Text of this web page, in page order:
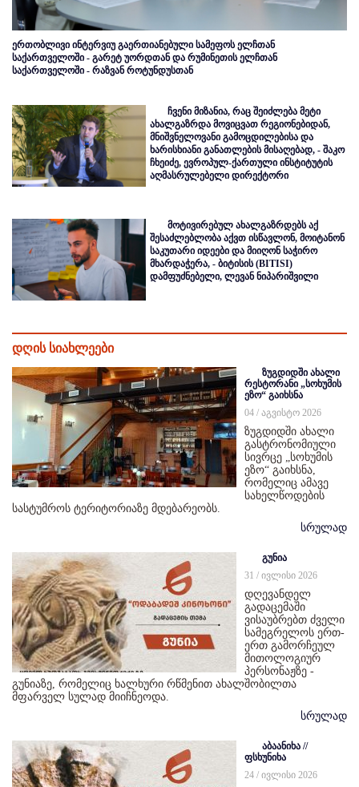
ერთობლივი ინტერვიუ გაერთიანებული სამეფოს ელჩთან
საქართველოში - გარეტ უორდთან და რუმინეთის ელჩთან
საქართველოში - რაზვან როტუნდუსთან
ჩვენი მიზანია, რაც შეიძლება მეტი
ახალგაზრდა მოვიცვათ რეგიონებიდან,
მნიშვნელოვანი გამოცდილებისა და
ხარისხიანი განათლების მისაღებად, - შაკო
ჩხეიძე, ევროპულ-ქართული ინსტიტუტის
აღმასრულებელი დირექტორი
მოტივირებულ ახალგაზრდებს აქ
შესაძლებლობა აქვთ ისწავლონ, მოიტანონ
საკუთარი იდეები და მიიღონ საჭირო
მხარდაჭერა, - ბიტისის (BITISI)
დამფუძნებელი, ლევან ნიპარიშვილი
დღის სიახლეები
ზუგდიდში ახალი
რესტორანი „სოხუმის
ეზო“ გაიხსნა
04 / აგვისტო 2026
ზუგდიდში ახალი
გასტრონომიული
სივრცე „სოხუმის
ეზო“ გაიხსნა,
რომელიც ამავე
სახელწოდების
სასტუმროს ტერიტორიაზე მდებარეობს.
სრულად
გუნია
31 / ივლისი 2026
დღევანდელ
გადაცემაში
ვისაუბრებთ ძველი
სამეგრელოს ერთ-
ერთ გამორჩეულ
მითოლოგიურ
პერსონაჟზე -
გუნიაზე, რომელიც ხალხური რწმენით ახალშობილთა
მფარველ სულად მიიჩნეოდა.
სრულად
აბაანიხა //
ფსხუნიხა
24 / ივლისი 2026